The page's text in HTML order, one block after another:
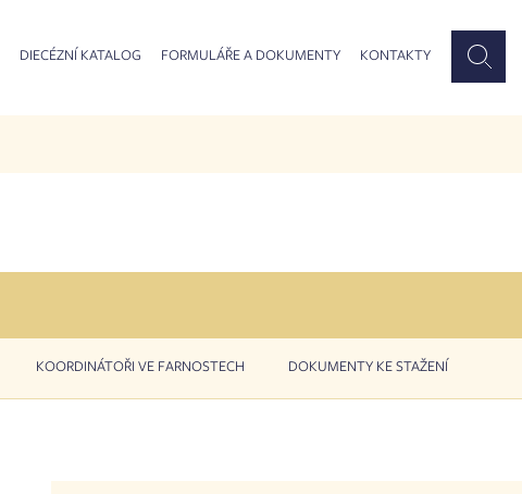
DIECÉZNÍ KATALOG FORMULÁŘE A DOKUMENTY KONTAKTY
KOORDINÁTOŘI VE FARNOSTECH DOKUMENTY KE STAŽENÍ